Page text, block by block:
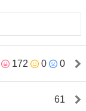
172 0 0
61